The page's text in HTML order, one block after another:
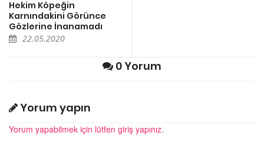
Hekim Köpeğin
Karnındakini Görünce
Gözlerine İnanamadı
22.05.2020
0 Yorum
Yorum yapın
Yorum yapabilmek için lütfen giriş yapınız.